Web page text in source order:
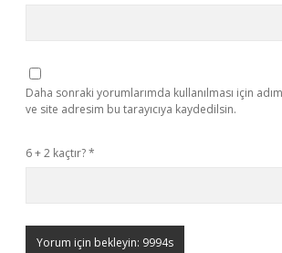
Daha sonraki yorumlarımda kullanılması için
ve site adresim bu tarayıcıya kaydedilsin.
6 + 2 kaçtır?*